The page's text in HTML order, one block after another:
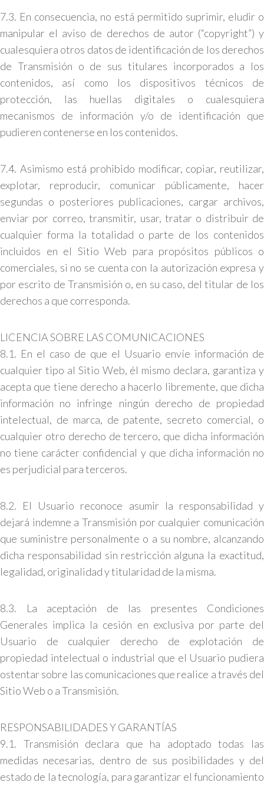
7.3. En consecuencia, no está permitido suprimir, eludir o
manipular el aviso de derechos de autor (“copyright”) y
cualesquiera otros datos de identificación de los derechos
de Transmisión o de sus titulares incorporados a los
contenidos, así como los dispositivos técnicos de
protección, las huellas digitales o cualesquiera
mecanismos de información y/o de identificación que
pudieren contenerse en los contenidos.
7.4. Asimismo está prohibido modificar, copiar, reutilizar,
explotar, reproducir, comunicar públicamente, hacer
segundas o posteriores publicaciones, cargar archivos,
enviar por correo, transmitir, usar, tratar o distribuir de
cualquier forma la totalidad o parte de los contenidos
incluidos en el Sitio Web para propósitos públicos o
comerciales, si no se cuenta con la autorización expresa y
por escrito de Transmisión o, en su caso, del titular de los
derechos a que corresponda.
LICENCIA SOBRE LAS COMUNICACIONES
8.1. En el caso de que el Usuario envíe información de
cualquier tipo al Sitio Web, él mismo declara, garantiza y
acepta que tiene derecho a hacerlo libremente, que dicha
información no infringe ningún derecho de propiedad
intelectual, de marca, de patente, secreto comercial, o
cualquier otro derecho de tercero, que dicha información
no tiene carácter confidencial y que dicha información no
es perjudicial para terceros.
8.2. El Usuario reconoce asumir la responsabilidad y
dejará indemne a Transmisión por cualquier comunicación
que suministre personalmente o a su nombre, alcanzando
dicha responsabilidad sin restricción alguna la exactitud,
legalidad, originalidad y titularidad de la misma.
8.3. La aceptación de las presentes Condiciones
Generales implica la cesión en exclusiva por parte del
Usuario de cualquier derecho de explotación de
propiedad intelectual o industrial que el Usuario pudiera
ostentar sobre las comunicaciones que realice a través del
Sitio Web o a Transmisión.
RESPONSABILIDADES Y GARANTÍAS
9.1. Transmisión declara que ha adoptado todas las
medidas necesarias, dentro de sus posibilidades y del
estado de la tecnología, para garantizar el funcionamiento